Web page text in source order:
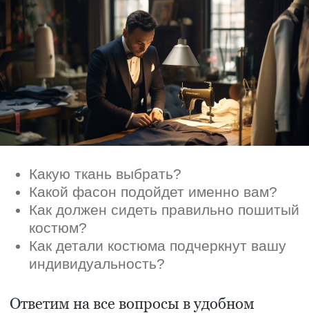
индивидуальность?
Ответим на все вопросы в удобном
для вас мессенджере
Max Telegram